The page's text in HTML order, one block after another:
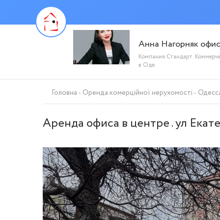
Анна Нагорняк
Компания Стандарт.
в Оде
Головна Оренда комерційної нерухомості
Аренда офиса в центре . ул